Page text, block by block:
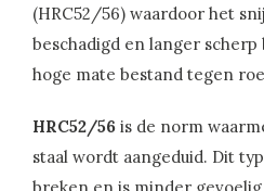
(HRC52/56) waardoor het
beschadigd en langer
hoge mate bestand tegen
HRC52/56 is de norm
staal wordt aangeduid. Dit